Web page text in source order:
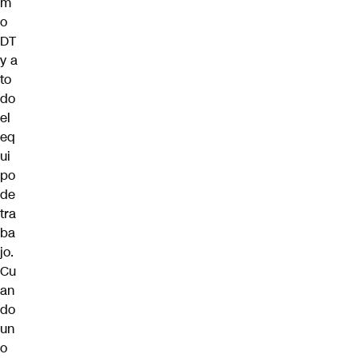
o
DT
y a
to
do
el
eq
ui
po
de
tra
ba
jo.
Cu
an
do
un
o